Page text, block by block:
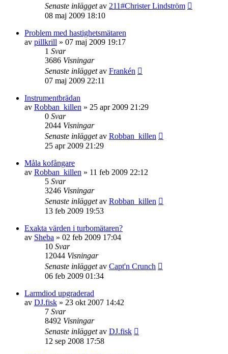
Senaste inläggetav 211#Christer Lindström
08 maj 2009 18:10
Problem med hastighetsmätaren
av pillkrill » 07 maj 2009 19:17
1 Svar
3686 Visningar
Senaste inläggetav Frankén
07 maj 2009 22:11
Instrumentbrädan
av Robban_killen » 25 apr 2009 21:29
0 Svar
2044 Visningar
Senaste inläggetav Robban_killen
25 apr 2009 21:29
Måla kofångare
av Robban_killen » 11 feb 2009 22:12
5 Svar
3246 Visningar
Senaste inläggetav Robban_killen
13 feb 2009 19:53
Exakta värden i turbomätaren?
av Sheba » 02 feb 2009 17:04
10 Svar
12044 Visningar
Senaste inläggetav Capt'n Crunch
06 feb 2009 01:34
Larmdiod upgraderad
av DJ.fisk » 23 okt 2007 14:42
7 Svar
8492 Visningar
Senaste inläggetav DJ.fisk
12 sep 2008 17:58